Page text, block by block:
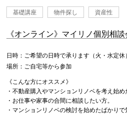
基礎講座 物件探し 資産性
《オンライン》マイリノ個別相談
日時：ご希望の日時で承ります（火・水定休
場所：ご自宅等から参加
《こんな方にオススメ》
・不動産購入やマンションリノベを考え始め
・お仕事や家事の合間に相談したい方。
・マンションリノベの検討を始めたばかりで